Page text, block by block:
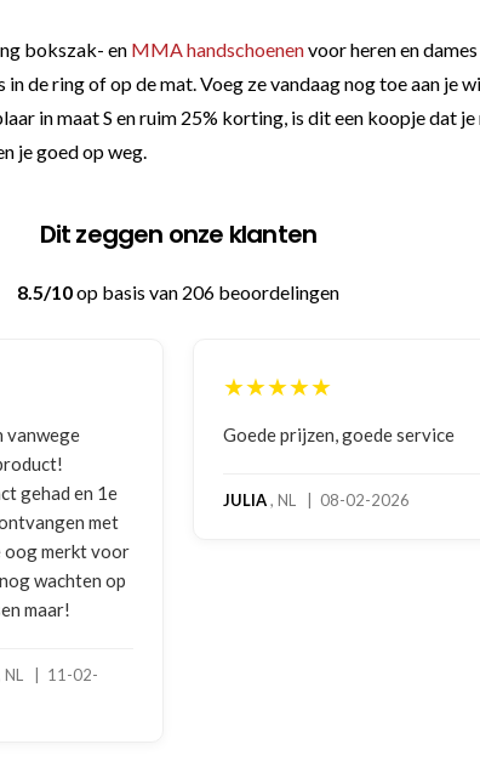
bokszak- en MMA handschoenenvoor heren en
de ring of op de mat. Voeg ze vandaag nog toe aan je
in maat S en ruim 25% korting, is dit een koopje dat
je goed op weg.
Dit zeggen onze klanten
8.5/10op basis van 206 beoordelingen
Goede prijzen, goede service
JULIA , NL | 08-02-2026